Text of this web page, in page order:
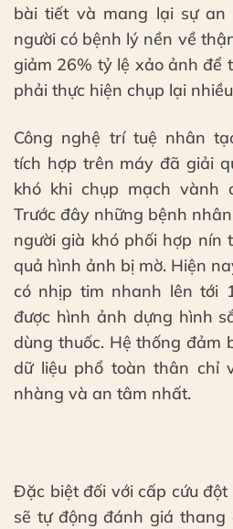
bài tiết và mang lại sự an
người có bệnh lý nền về
giảm 26% tỷ lệ xảo ảnh để
phải thực hiện chụp lại
Công nghệ trí tuệ nhân
tích hợp trên máy đã giải
khó khi chụp mạch vành
Trước đây những bệnh
người già khó phối hợp nín
quả hình ảnh bị mờ. Hiện
có nhịp tim nhanh lên tới
được hình ảnh dựng hình
dùng thuốc. Hệ thống đảm
dữ liệu phổ toàn thân chỉ
nhàng và an tâm nhất.
Đặc biệt đối với cấp cứu
sẽ tự động đánh giá thang